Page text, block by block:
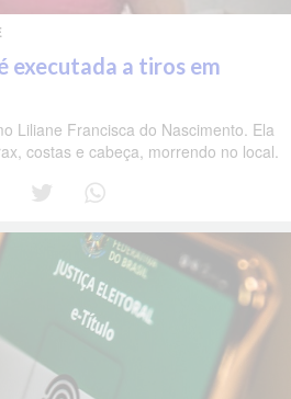
executada a tiros em
Liliane Francisca do Nascimento. Ela
costas e cabeça, morrendo no local.